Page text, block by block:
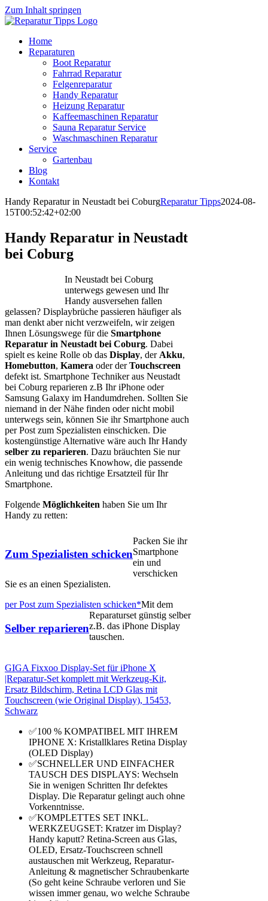
Zum Inhalt springen
Home
Reparaturen
Boot Reparatur
Fahrrad Reparatur
Felgenreparatur
Handy Reparatur
Heizung Reparatur
Kaffeemaschinen Reparatur
Sauna Reparatur Service
Waschmaschinen Reparatur
Service
Gartenbau
Blog
Kontakt
Handy Reparatur in Neustadt bei CoburgReparatur Tipps2024-08-
15T00:52:42+02:00
Handy Reparatur in Neustadt
bei Coburg
In Neustadt bei Coburg
unterwegs gewesen und Ihr
Handy ausversehen fallen
gelassen? Displaybrüche passieren häufiger als
man denkt aber nicht verzweifeln, wir zeigen
Ihnen Lösungswege für die Smartphone
Reparatur in Neustadt bei Coburg. Dabei
spielt es keine Rolle ob das Display, der Akku,
Homebutton, Kamera oder derTouchscreen
defekt ist. Smartphone Techniker aus Neustadt
bei Coburg reparieren z.B Ihr iPhone oder
Samsung Galaxy im Handumdrehen. Sollten Sie
niemand in der Nähe finden oder nicht mobil
unterwegs sein, können Sie ihr Smartphone auch
per Post zum Spezialisten einschicken. Die
kostengünstige Alternative wäre auch Ihr Handy
selber zu reparieren. Dazu bräuchten Sie nur
ein wenig technisches Knowhow, die passende
Anleitung und das richtige Ersatzteil für Ihr
Smartphone.
Folgende Möglichkeiten haben Sie um Ihr
Handy zu retten:
Zum Spezialisten schicken
Packen Sie ihr
Smartphone
ein und
verschicken
Sie es an einen Spezialisten.
per Post zum Spezialisten schicken*
Selber reparieren
Mit dem
Reparaturset günstig selber
z.B. das iPhone Display
tauschen.
GIGA Fixxoo Display-Set für iPhone X
|Reparatur-Set komplett mit Werkzeug-Kit,
Ersatz Bildschirm, Retina LCD Glas mit
Touchscreen (wie Original Display), 15453,
Schwarz
✅100 % KOMPATIBEL MIT IHREM
IPHONE X: Kristallklares Retina Display
(OLED Display)
✅SCHNELLER UND EINFACHER
TAUSCH DES DISPLAYS: Wechseln
Sie in wenigen Schritten Ihr defektes
Display. Die Reparatur gelingt auch ohne
Vorkenntnisse.
✅KOMPLETTES SET INKL.
WERKZEUGSET: Kratzer im Display?
Handy kaputt? Retina-Screen aus Glas,
OLED, Ersatz-Touchscreen schnell
austauschen mit Werkzeug, Reparatur-
Anleitung & magnetischer Schraubenkarte
(So geht keine Schraube verloren und Sie
wissen immer genau, wo welche Schraube